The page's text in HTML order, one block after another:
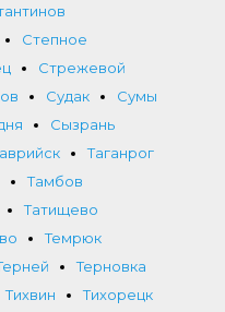
Степное
Стрежевой
Судак
Сумы
Сызрань
Таганрог
Тамбов
Татищево
Темрюк
Терновка
Тихвин
Тихорецк